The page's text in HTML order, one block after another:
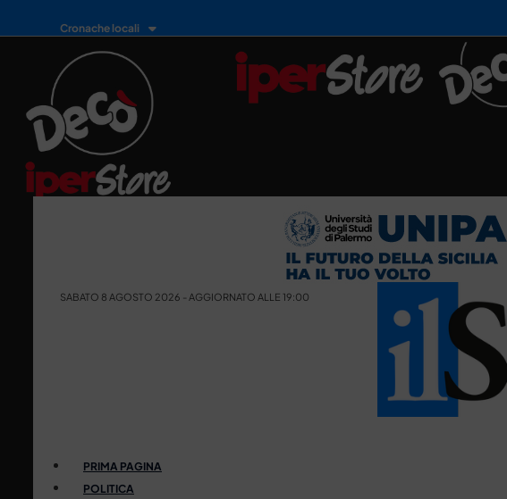
Cronache locali
SABATO 8 AGOSTO 2026 - AGGIORNATO ALLE 19:00
PRIMA PAGINA
POLITICA